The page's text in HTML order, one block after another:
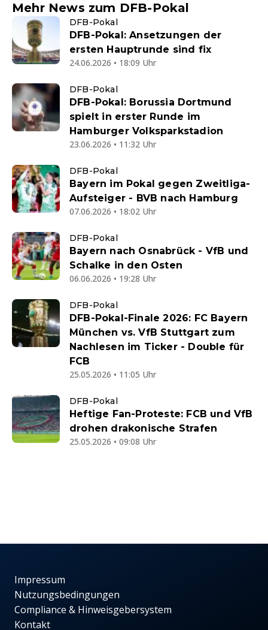
Mehr News zum DFB-Pokal
DFB-Pokal
DFB-Pokal: Ansetzungen der
ersten Hauptrunde sind fix
24.06.2026 • 18:09 Uhr
DFB-Pokal
DFB-Pokal: Borussia Dortmund
spielt in erster Runde im
Hamburger Volksparkstadion
23.06.2026 • 11:32 Uhr
DFB-Pokal
Bayern im Pokal gegen Zweitliga-
Aufsteiger - BVB nach Hamburg
07.06.2026 • 18:02 Uhr
DFB-Pokal
Bayern nach Osnabrück - VfB und
Schalke in den Osten
06.06.2026 • 19:28 Uhr
DFB-Pokal
DFB-Pokal-Finale 2026: FC Bayern
München vs. VfB Stuttgart zum
Nachlesen im Ticker - Double für
FCB
25.05.2026 • 11:05 Uhr
DFB-Pokal
Heftige Fan-Proteste: FCB und VfB
drohen drakonische Strafen
25.05.2026 • 09:08 Uhr
Impressum
Nutzungsbedingungen
Compliance & Hinweisgebersystem
Kontakt